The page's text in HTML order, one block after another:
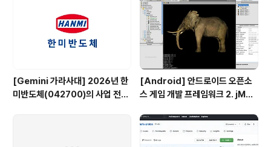
도 쥐꼬리 만한 급여에 고통받습니다. 이건 개인으로 보았
을때 그렇습니다. 기업 자체로 보면 더 열악하죠. 인건비 따
먹기 프로젝트나 수행해야 하는..
[Gemini 가라사대] 2026년 한
미반도체(042700)의 사업 전망
[Android] 안드로이드 오픈소
스 게임 개발 프레임워크 2. jMon